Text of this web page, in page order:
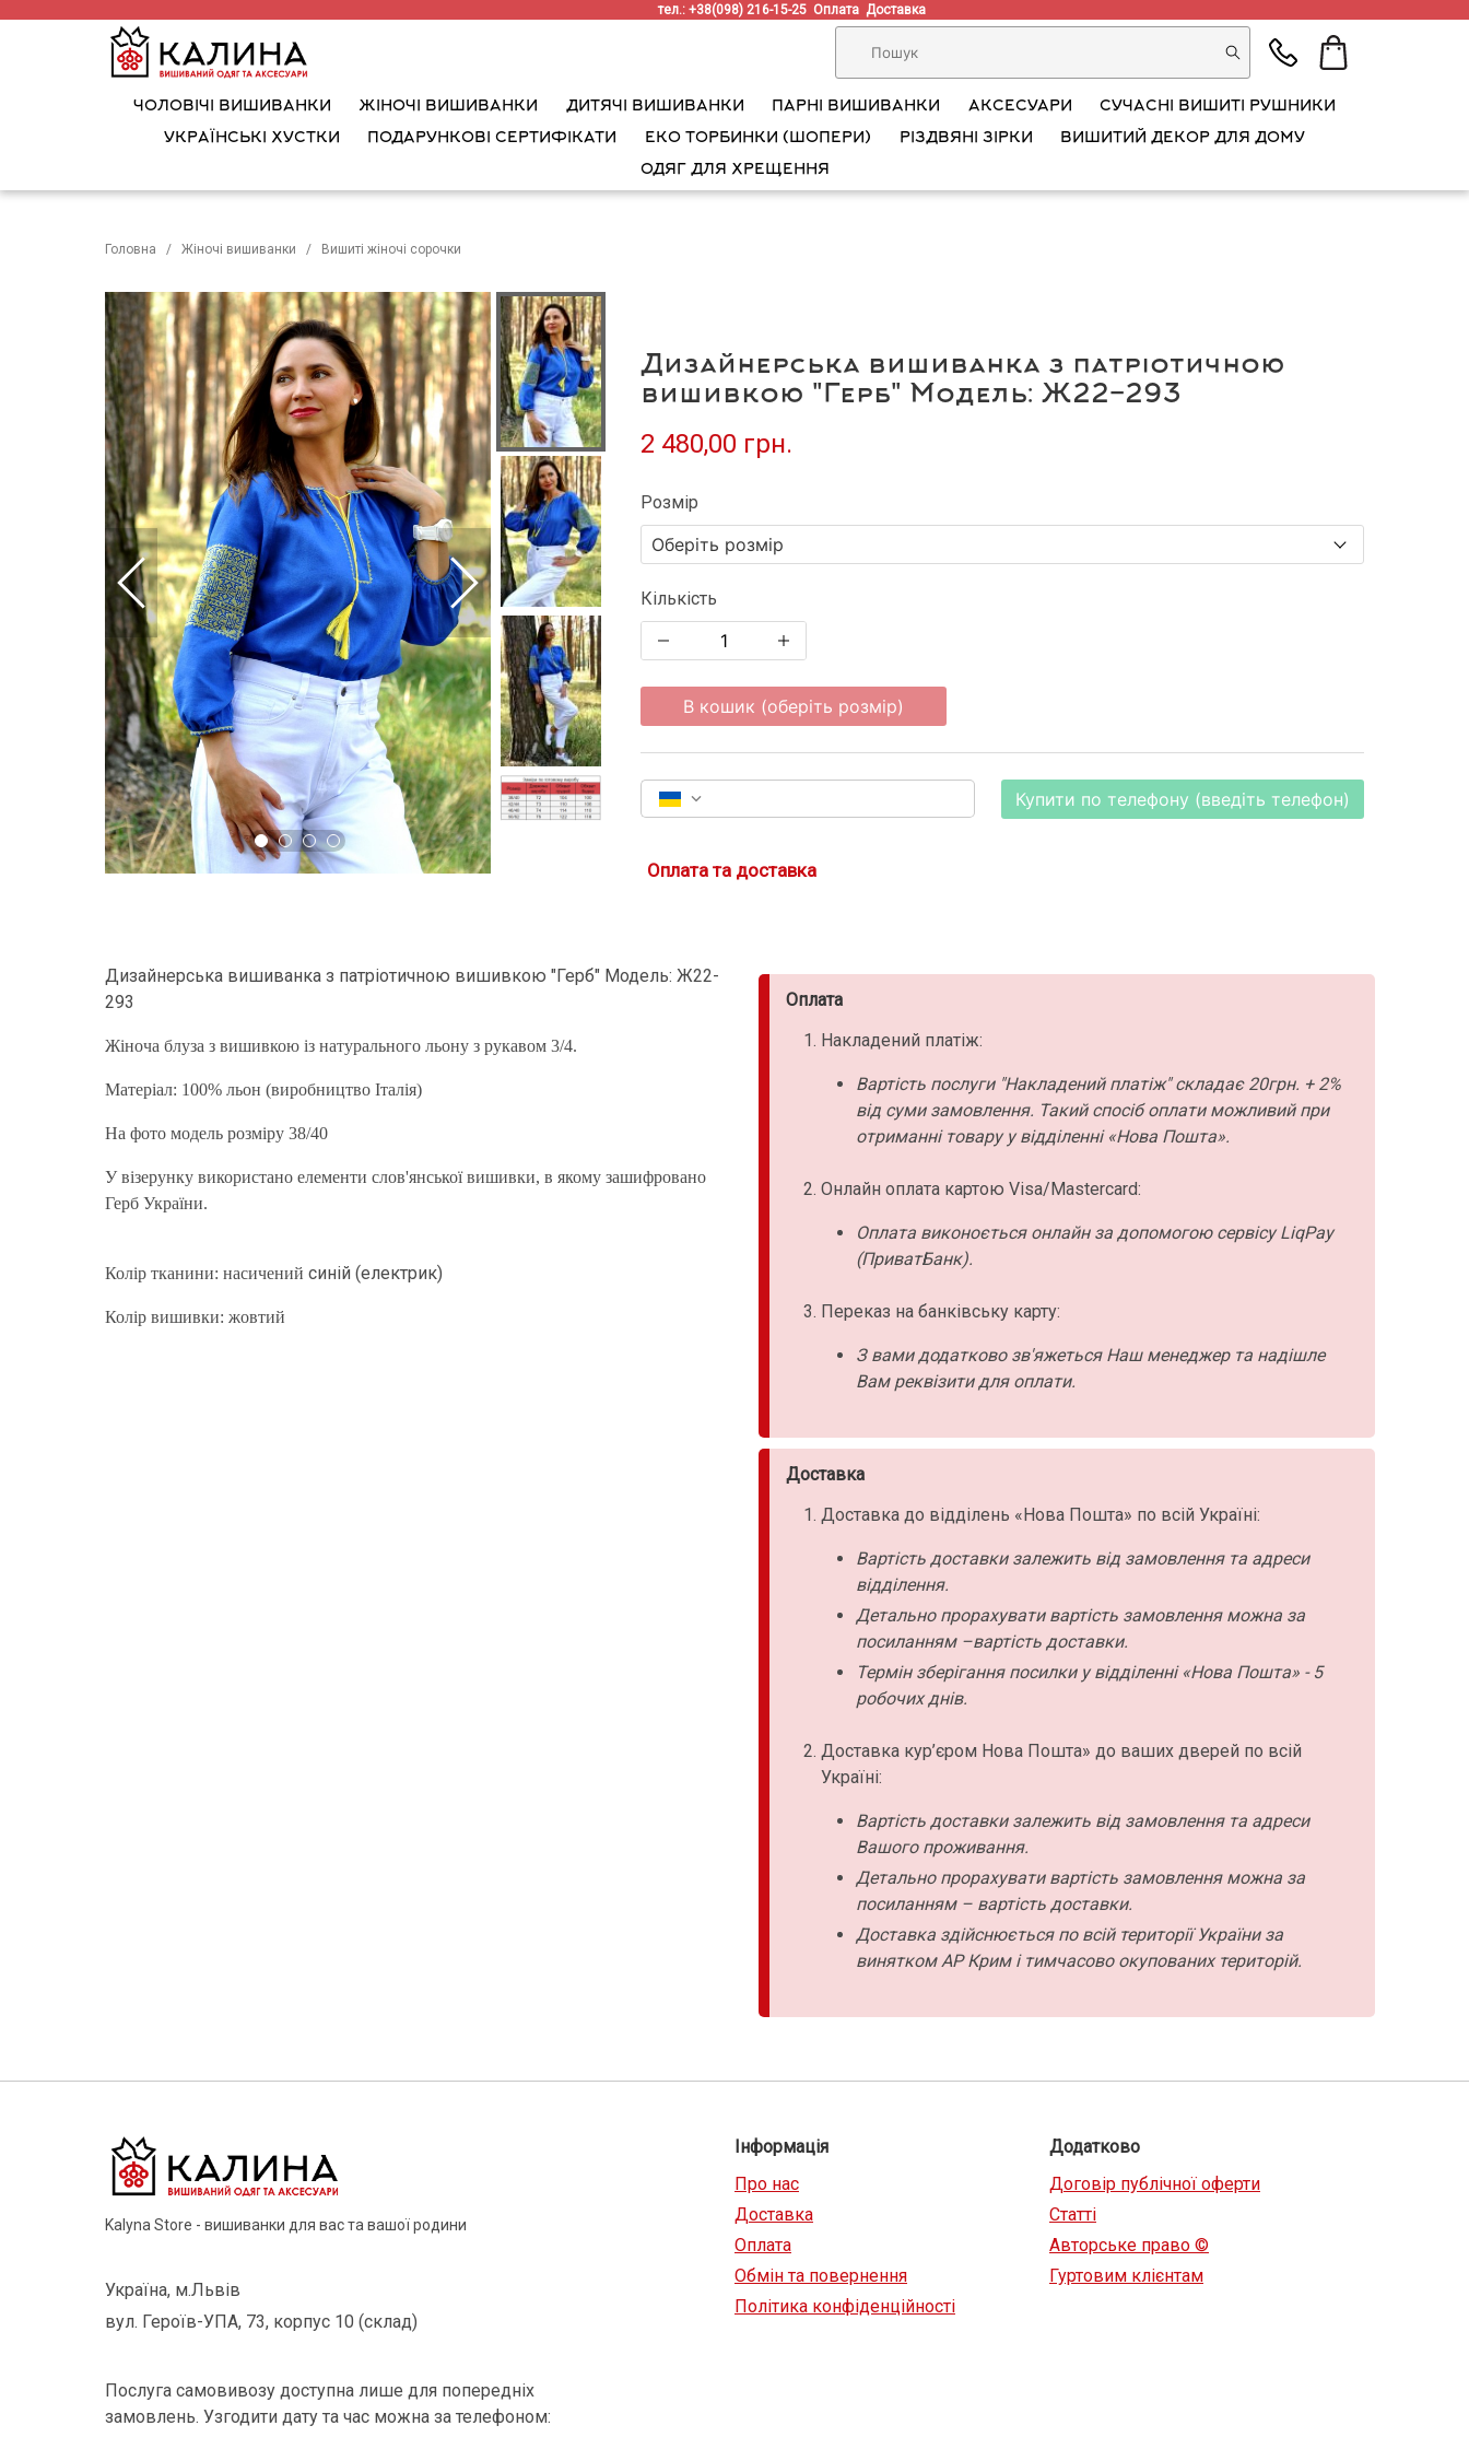
тел.: +38(098) 216-15-25 Оплата Доставка
ЧОЛОВІЧІ ВИШИВАНКИ ЖІНОЧІ ВИШИВАНКИ ДИТЯЧІ ВИШИВАНКИ ПАРНІ ВИШИВАНКИ АКСЕСУАРИ
СУЧАСНІ ВИШИТІ РУШНИКИ
УКРАЇНСЬКІ ХУСТКИ
ПОДАРУНКОВІ СЕРТИФІКАТИ ЕКО ТОРБИНКИ (ШОПЕРИ) РІЗДВЯНІ ЗІРКИ
ВИШИТИЙ ДЕКОР ДЛЯ ДОМУ
ОДЯГ ДЛЯ ХРЕЩЕННЯ
Головна Жіночі вишиванки Вишиті жіночі сорочки
Дизайнерська вишиванка з патріотичною
вишивкою "Герб" Модель: Ж22-293
2 480,00 грн.
Розмір
Кількість
В кошик (оберіть розмір)
Купити по телефону (введіть телефон)
Оплата та доставка
Дизайнерська вишиванка з патріотичною вишивкою "Герб" Модель: Ж22-
293
Жіноча блуза з вишивкою із натурального льону з рукавом 3/4.
Матеріал: 100% льон (виробництво Італія)
На фото модель розміру 38/40
У візерунку використано елементи слов'янської вишивки, в якому зашифровано
Герб України.
Колір тканини: насичений синій (електрик)
Колір вишивки: жовтий
Оплата
Накладений платіж:
Вартість послуги "Накладений платіж" складає 20грн. + 2%
від суми замовлення. Такий спосіб оплати можливий при
отриманні товару у відділенні «Нова Пошта».
Онлайн оплата картою Visa/Mastercard:
Оплата виконоється онлайн за допомогою сервісу LiqPay
(ПриватБанк).
Переказ на банківську карту:
З вами додатково зв'яжеться Наш менеджер та надішле
Вам реквізити для оплати.
Доставка
Доставка до відділень «Нова Пошта» по всій Україні:
Вартість доставки залежить від замовлення та адреси
відділення.
Детально прорахувати вартість замовлення можна за
посиланням –вартість доставки.
Термін зберігання посилки у відділенні «Нова Пошта» - 5
робочих днів.
Доставка кур’єром Нова Пошта» до ваших дверей по всій
Україні:
Вартість доставки залежить від замовлення та адреси
Вашого проживання.
Детально прорахувати вартість замовлення можна за
посиланням – вартість доставки.
Доставка здійснюється по всій території України за
винятком АР Крим і тимчасово окупованих територій.
Kalyna Store - вишиванки для вас та вашої родини
Україна, м.Львів
вул. Героїв-УПА, 73, корпус 10 (склад)
Послуга самовивозу доступна лише для попередніх
замовлень. Узгодити дату та час можна за телефоном:
Інформація
Про нас
Доставка
Оплата
Обмін та повернення
Політика конфіденційності
Додатково
Договір публічної оферти
Статті
Авторське право ©
Гуртовим клієнтам